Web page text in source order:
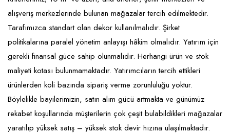
Ev Hizmetleri
Sağlık Güzellik
Turizm - Eğlence
Market FMGC - Katlı Mağaza
Mobilya ve Ev Tekstili
Oyuncak ve Hediyelik
Takı
Yapı Malzemesi - Hırdavat
Gayrimenkul
Gıda ve Sarf Malzemeleri
Güvenlik - Temizlik
Giyim - Aksesuar
Hukuk - Marka - Patent ve Tercüme
Isıtma - Soğutma ve Havalandırma
alışveriş merkezlerinde bulunan mağazalar tercih edilmektedir.
Tarafımızca standart olan dekor kullanılmalıdır. Şirket
politikalarına paralel yönetim anlayışı hâkim olmalıdır. Yatırım için
gerekli finansal güce sahip olunmalıdır. Herhangi ürün ve stok
maliyeti kotası bulunmamaktadır. Yatırımcıların tercih ettikleri
ürünlerden koli bazında sipariş verme zorunluluğu yoktur.
Böylelikle bayilerimizin, satın alım gücü artmakta ve günümüz
rekabet koşullarında müşterilerin çok çeşit bulabildikleri mağazalar
yaratılıp yüksek satış – yüksek stok devir hızına ulaşılmaktadır.